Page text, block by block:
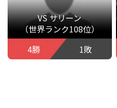
VS サリーン
（世界ランク108位）
4勝
1敗